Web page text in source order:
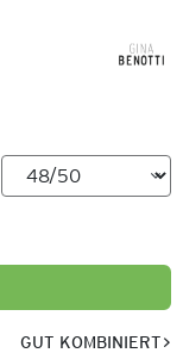
GUT KOMBINIERT